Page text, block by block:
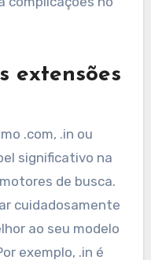
extensões
.com, .in ou
significativo na
de busca.
cuidadosamente
ao seu modelo
exemplo, .in é